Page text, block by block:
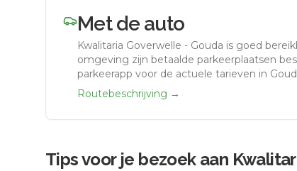
Met de auto
Kwalitaria Goverwelle - Gouda is goed
omgeving zijn betaalde parkeerplaatsen
parkeerapp voor de actuele tarieven in
Routebeschrijving →
Tips voor je bezoek aan